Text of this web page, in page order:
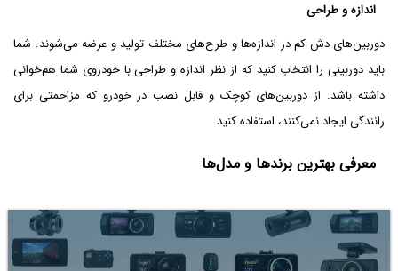
اندازه و طراحی
دوربین‌های دش کم در اندازه‌ها و طرح‌های مختلف تولید و عرضه می‌شوند. شما
باید دوربینی را انتخاب کنید که از نظر اندازه و طراحی با خودروی شما هم‌خوانی
داشته باشد. از دوربین‌های کوچک و قابل نصب در خودرو که مزاحمتی برای
رانندگی ایجاد نمی‌کنند، استفاده کنید.
معرفی بهترین برندها و مدل‌ها